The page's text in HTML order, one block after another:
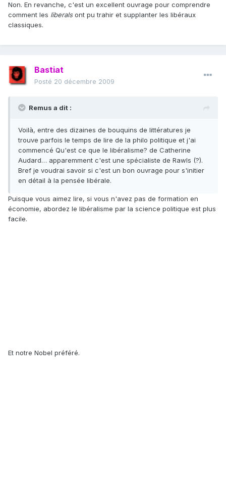
Non. En revanche, c'est un excellent ouvrage pour comprendre
comment les liberalsont pu trahir et supplanter les libéraux
classiques.
Bastiat
Posté 20 décembre 2009
Remus a dit :
Voilà, entre des dizaines de bouquins de littératures je
trouve parfois le temps de lire de la philo politique et j'ai
commencé Qu'est ce que le libéralisme? de Catherine
Audard… apparemment c'est une spécialiste de Rawls (?).
Bref je voudrai savoir si c'est un bon ouvrage pour s'initier
en détail à la pensée libérale.
Puisque vous aimez lire, si vous n'avez pas de formation en
économie, abordez le libéralisme par la science politique est plus
facile.
Et notre Nobel préféré.